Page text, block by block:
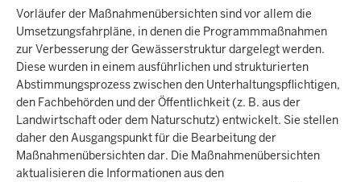
Vorläufer der Maßnahmenübersichten sind vor allem die
Umsetzungsfahrpläne, in denen die Programmmaßnahmen
zur Verbesserung der Gewässerstruktur dargelegt werden.
Diese wurden in einem ausführlichen und strukturierten
Abstimmungsprozess zwischen den Unterhaltungspflichtigen,
den Fachbehörden und der Öffentlichkeit (z. B. aus der
Landwirtschaft oder dem Naturschutz) entwickelt. Sie stellen
daher den Ausgangspunkt für die Bearbeitung der
Maßnahmenübersichten dar. Die Maßnahmenübersichten
aktualisieren die Informationen aus den